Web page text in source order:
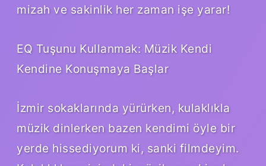
mizah ve sakinlik her zaman işe yarar!
EQ Tuşunu Kullanmak: Müzik Kendi
Kendine Konuşmaya Başlar
İzmir sokaklarında yürürken, kulaklıkla
müzik dinlerken bazen kendimi öyle bir
yerde hissediyorum ki, sanki filmdeyim.